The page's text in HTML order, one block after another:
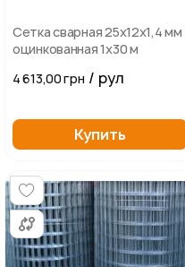
Сетка сварная 25х12х1,4 мм
оцинкованная 1х30 м
4 613,00 грн / рул
Купить